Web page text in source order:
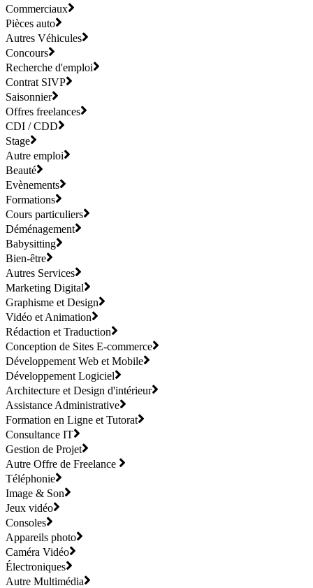
Commerciaux
Pièces auto
Autres Véhicules
Concours
Recherche d'emploi
Contrat SIVP
Saisonnier
Offres freelances
CDI / CDD
Stage
Autre emploi
Beauté
Evènements
Formations
Cours particuliers
Déménagement
Babysitting
Bien-être
Autres Services
Marketing Digital
Graphisme et Design
Vidéo et Animation
Rédaction et Traduction
Conception de Sites E-commerce
Développement Web et Mobile
Développement Logiciel
Architecture et Design d'intérieur
Assistance Administrative
Formation en Ligne et Tutorat
Consultance IT
Gestion de Projet
Autre Offre de Freelance
Téléphonie
Image & Son
Jeux vidéo
Consoles
Appareils photo
Caméra Vidéo
Électroniques
Autre Multimédia